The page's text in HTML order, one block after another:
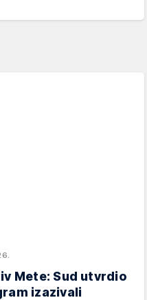
Mete: Sud utvrdio
izazivali